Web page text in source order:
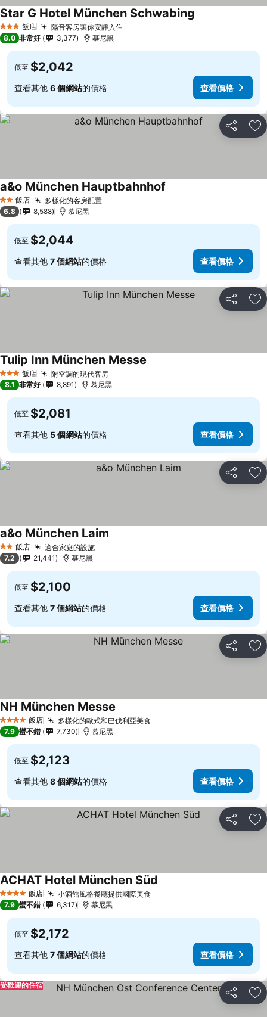
3 星級 飯店 隔音客房讓你安靜入住
Star G Hotel München Schwabing
8.0 非常好 3,377 慕尼黑
低至 $2,042
查看其他 6 個網站的價格 查看價格
分享 加
2 星級飯店 多樣化的客房配置
a&o München Hauptbahnhof
6.8 8,588 慕尼黑
低至 $2,044
查看其他 7 個網站的價格 查看價格
分享 加
3 星級 飯店 附空調的現代客房
Tulip Inn München Messe
8.1 非常好 8,891 慕尼黑
低至 $2,081
查看其他 5 個網站的價格 查看價格
分享 加
2 星級飯店 適合家庭的設施
a&o München Laim
7.2 21,441 慕尼黑
低至 $2,100
查看其他 7 個網站的價格 查看價格
分享 加
4 星級 飯店 多樣化的歐式和巴伐利亞美食
NH München Messe
7.9 蠻不錯 7,730 慕尼黑
低至 $2,123
查看其他 8 個網站的價格 查看價格
分享 加
4 星級 飯店 小酒館風格餐廳提供國際美食
ACHAT Hotel München Süd
7.9 蠻不錯 6,317 慕尼黑
低至 $2,172
查看其他 7 個網站的價格 查看價格
分享 加
受歡迎的住宿